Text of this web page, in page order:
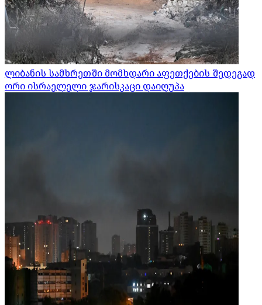
ლიბანის სამხრეთში მომხდარი აფეთქების შედეგად
ორი ისრაელელი ჯარისკაცი დაიღუპა